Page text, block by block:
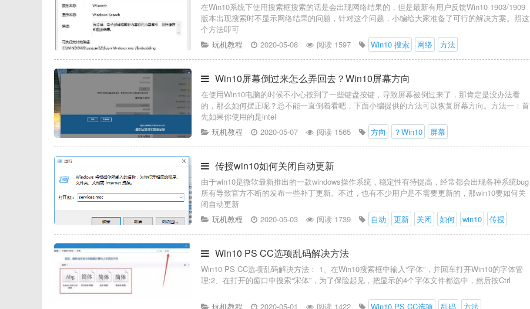
在Win10系统下使用搜索框搜索的话是会出现网络结果的，但是最新有用户反馈Win10 1903/1909
版本出现搜索时不显示网络结果的问题，针对这个问题，小编给大家准备了可行的解决方案。照这
个方法即可
玩机教程
2020-05-08 阅读 1597 Win10 搜索 网络 方法
Win10屏幕倒过来怎么弄回去？Win10屏幕方向
在使用Win10电脑的时候不小心按到了一些键盘按键，导致屏幕被倒过来了，那肯定是没办法看
的，那么如何摆正呢？总不能一直倒着看吧，下面小编提供的方法可以恢复屏幕方向。方法一：首
先如果你使用的是intel
玩机教程
2020-05-07 阅读 1565 方向 ？Win10 屏幕
传授win10如何关闭自动更新
由于win10是微软最新推出的一款windows操作系统，稳定性有待提高，经常都会出现各种系统bug
所有导致官方不断的发布一些补丁更新。不过，也有不少用户是不需要更新的，那win10要如何关
闭自动更新
玩机教程
2020-05-03 阅读 1739 自动 更新 关闭 如何 win10 传授
Win10 PS CC选项乱码解决方法
Win10 PS CC选项乱码解决方法： 1、在Win10搜索框中输入“字体”，并回车打开Win10的字体管
理;2、在打开的窗口中搜索“宋体”，为了保险起见，把显示的4个字体文件都选中，然后按Ctrl
玩机教程 2020-05-01 阅读 1422 Win10 PS CC选项 乱码 方法